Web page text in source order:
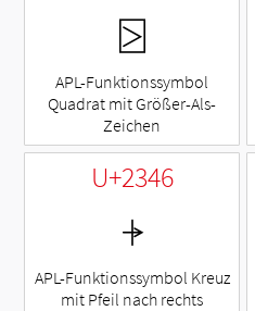
⍄
APL-Funktionssymbol
Quadrat mit Größer-Als-
Zeichen
U+2346
⍆
APL-Funktionssymbol Kreuz
mit Pfeil nach rechts